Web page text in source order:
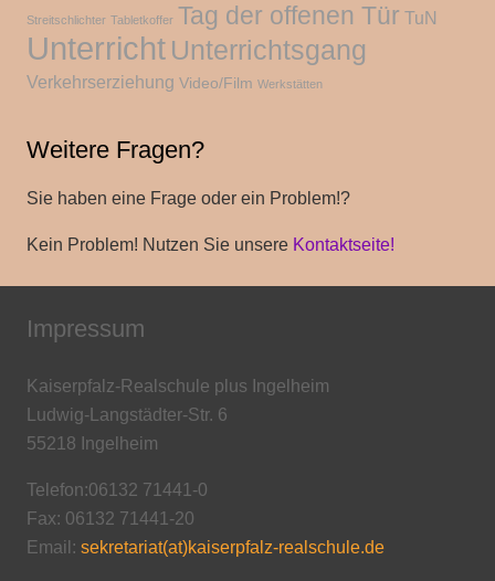
Streitschlichter Tabletkoffer Tag der offenen Tür TuN
Unterricht Unterrichtsgang
Verkehrserziehung Video/Film Werkstätten
Weitere Fragen?
Sie haben eine Frage oder ein Problem!?
Kein Problem! Nutzen Sie unsere Kontaktseite!
Impressum
Kaiserpfalz-Realschule plus Ingelheim
Ludwig-Langstädter-Str. 6
55218 Ingelheim
Telefon:06132 71441-0
Fax: 06132 71441-20
Email: sekretariat(at)kaiserpfalz-realschule.de